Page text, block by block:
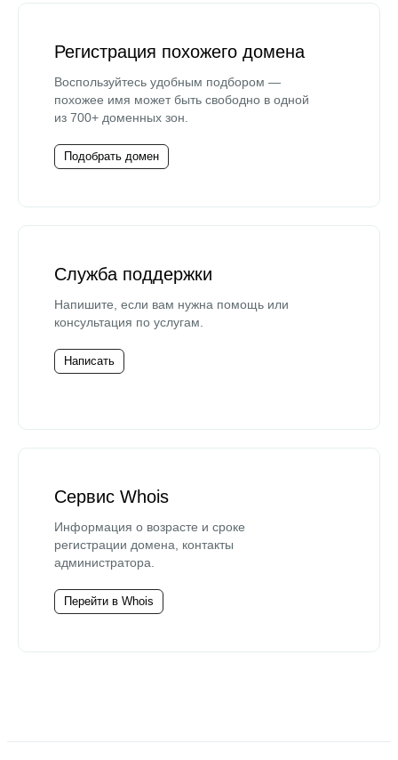
Регистрация похожего домена
Воспользуйтесь удобным подбором —
похожее имя может быть свободно в одной
из 700+ доменных зон.
Подобрать домен
Служба поддержки
Напишите, если вам нужна помощь или
консультация по услугам.
Написать
Сервис Whois
Информация о возрасте и сроке
регистрации домена, контакты
администратора.
Перейти в Whois